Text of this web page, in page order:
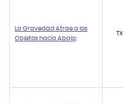
La Gravedad Atrae a los
Objetos hacia Abajo;
TX